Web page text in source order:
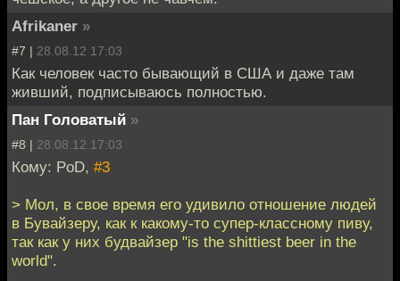
Afrikaner »
#7 | 28.08.12 17:03
Как человек часто бывающий в США и даже там
живший, подписываюсь полностью.
Пан Головатый »
#8 | 28.08.12 17:03
Кому: PoD, #3
> Мол, в свое время его удивило отношение людей
в Бувайзеру, как к какому-то супер-классному пиву,
так как у них будвайзер "is the shittiest beer in the
world".